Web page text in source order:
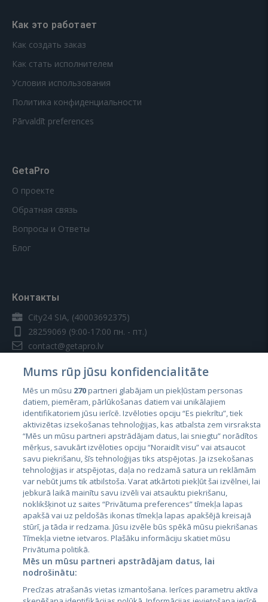
Как это работает
Как создать заказ
Как стать исполнителем
Условия использования
Политика конфиденциальности
Pārvaldīt preferences
GetaPro
О проекте
Обратная связь
Вопросы и Ответы
Блог
Контакты
City24 SIA, (40003692375)
28259069 (9:00-17:00 пн. - пт.)
contact@getapro.lv
Страны
Эстония
Латвия
Литва
City24.lv
City24.ee
CVbankas.lt
Kainos.lt
Mums rūp jūsu konfidencialitāte
Mēs un mūsu 270partneri glabājam un piekļūstam personas
datiem, piemēram, pārlūkošanas datiem vai unikālajiem
identifikatoriem jūsu ierīcē. Izvēloties opciju “Es piekrītu”, tiek
aktivizētas izsekošanas tehnoloģijas, kas atbalsta zem virsraksta
“Mēs un mūsu partneri apstrādājam datus, lai sniegtu” norādītos
mērķus, savukārt izvēloties opciju “Noraidīt visu” vai atsaucot
savu piekrišanu, šīs tehnoloģijas tiks atspējotas. Ja izsekošanas
tehnoloģijas ir atspējotas, daļa no redzamā satura un reklāmām
var nebūt jums tik atbilstoša. Varat atkārtoti piekļūt šai izvēlnei, lai
jebkurā laikā mainītu savu izvēli vai atsauktu piekrišanu,
noklikšķinot uz saites “Privātuma preferences” tīmekļa lapas
apakšā vai uz peldošās ikonas tīmekļa lapas apakšējā kreisajā
stūrī, ja tāda ir redzama. Jūsu izvēle būs spēkā mūsu piekrišanas
Tīmekļa vietne ietvaros. Plašāku informāciju skatiet mūsu
Privātuma politikā.
Mēs un mūsu partneri apstrādājam datus, lai
nodrošinātu:
Precīzas atrašanās vietas izmantošana. Ierīces parametru aktīva